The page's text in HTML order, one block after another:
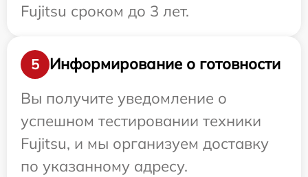
Fujitsu сроком до 3 лет.
5
Информирование о готовности
Вы получите уведомление о
успешном тестировании техники
Fujitsu, и мы организуем доставку
по указанному адресу.